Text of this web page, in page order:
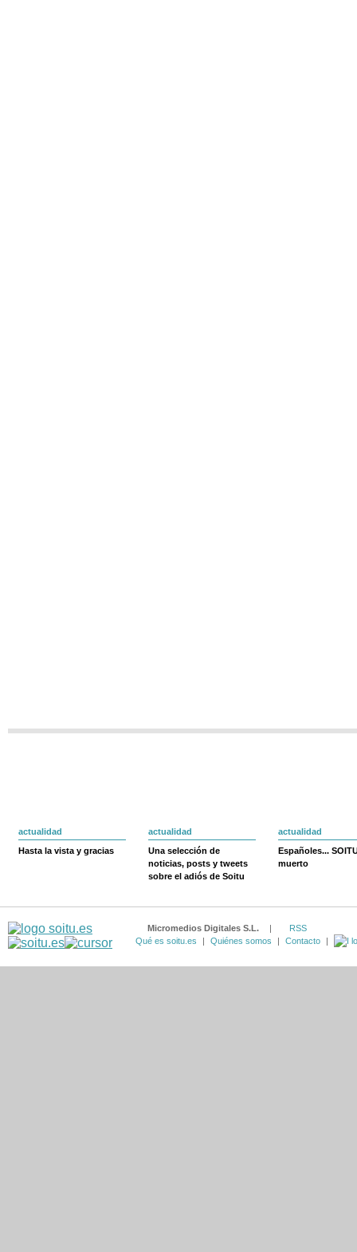
actualidad
Hasta la vista y gracias
actualidad
Una selección de
noticias, posts y tweets
sobre el adiós de Soitu
actualidad
Españoles...
muerto
Micromedios Digitales S.L. |
RSS
Qué es soitu.es
| Quiénes somos | Contacto |